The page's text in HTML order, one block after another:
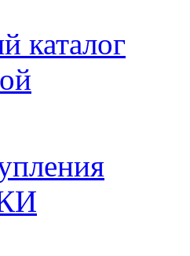
каталог